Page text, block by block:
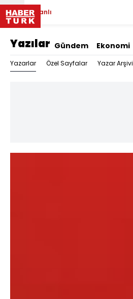
Canlı
Yazılar Gündem Ekonomi
Yazarlar Özel Sayfalar Yazar Arşivi